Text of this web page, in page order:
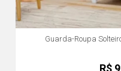
Guarda-Roupa
R$